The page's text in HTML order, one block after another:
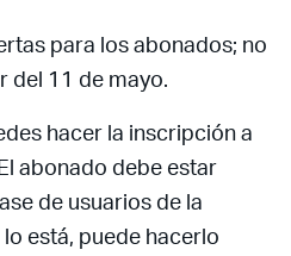
para los abonados; no
del 11 de mayo.
hacer la inscripción a
abonado debe estar
de usuarios de la
está, puede hacerlo